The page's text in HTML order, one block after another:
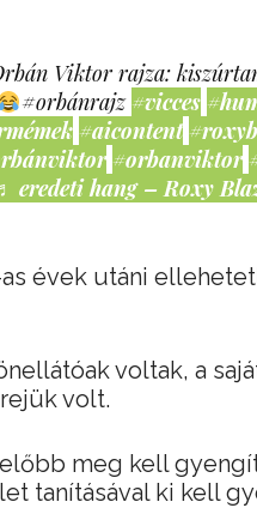
Viktor rajza:
#orbánrajz #vicces
#aicontent
#orbanviktor
eredeti hang – Roxy
évek utáni
voltak, a
volt.
meg kell
tanításával ki kell